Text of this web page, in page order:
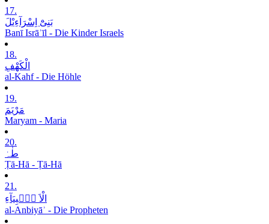
17.
بَنِیْٓ اِسْرَآءِیْلَ
Banī Isrāʾīl - Die Kinder Israels
18.
الْکَھْفِ
al-Kahf - Die Höhle
19.
مَرْیَمَ
Maryam - Maria
20.
طٰہٰ
Ṭā-Hā - Ṭā-Hā
21.
الْاَ نۡۢبِیَآءِ
al-Anbiyāʾ - Die Propheten